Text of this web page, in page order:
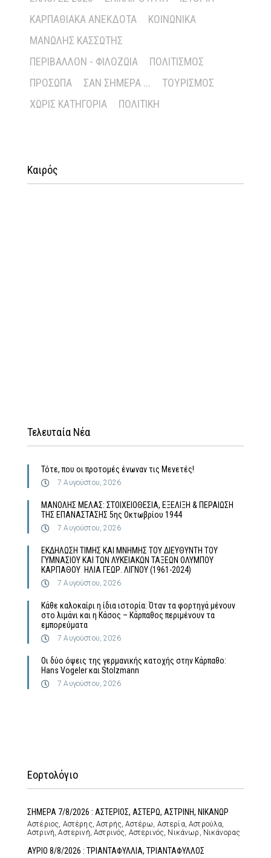
ΚΑΡΠΑΘΙΑΚΆ ΑΝΈΚΔΟΤΑ
ΚΟΙΝΩΝΙΚΆ
ΜΑΝΏΛΗΣ ΚΑΣΣΏΤΗΣ
ΠΕΡΙΒΆΛΛΟΝ - ΦΙΛΟΖΩΊΑ
ΠΟΛΙΤΙΣΜΌΣ
ΠΡΌΣΩΠΑ
ΣΑΝ ΣΉΜΕΡΑ ...
ΤΟΥΡΙΣΜΌΣ
ΧΩΡΊΣ ΚΑΤΗΓΟΡΊΑ
ΠΟΛΙΤΙΚΉ
Καιρός
Τελευταία Νέα
Τότε, που οι προτομές ένωναν τις Μενετές!
7 Αυγούστου, 2026
MΑΝΟΛΗΣ ΜΕΛΑΣ: ΣΤΟΙΧΕΙΟΘΕΣΙΑ, ΕΞΕΛΙΞΗ & ΠΕΡΑΙΩΣΗ
ΤΗΣ ΕΠΑΝΑΣΤΑΣΗΣ 5ης Οκτωβρίου 1944
7 Αυγούστου, 2026
ΕΚΔΗΛΩΣΗ ΤΙΜΗΣ ΚΑΙ ΜΝΗΜΗΣ ΤΟΥ ΔΙΕΥΘΥΝΤΗ ΤΟΥ
ΓΥΜΝΑΣΙΟΥ ΚΑΙ ΤΩΝ ΛΥΚΕΙΑΚΩΝ ΤΑΞΕΩΝ ΟΛΥΜΠΟΥ
ΚΑΡΠΑΘΟΥ ΗΛΙΑ ΓΕΩΡ. ΛΙΓΝΟΥ (1961-2024)
7 Αυγούστου, 2026
Κάθε καλοκαίρι η ίδια ιστορία: Όταν τα φορτηγά μένουν
στο λιμάνι και η Κάσος – Κάρπαθος περιμένουν τα
εμπορεύματα
7 Αυγούστου, 2026
Οι δύο όψεις της γερμανικής κατοχής στην Κάρπαθο:
Hans Vogeler και Stolzmann
7 Αυγούστου, 2026
Εορτολόγιο
ΣΗΜΕΡΑ 7/8/2026 : ΑΣΤΕΡΙΟΣ, ΑΣΤΕΡΩ, ΑΣΤΡΙΝΗ, ΝΙΚΑΝΩΡ
Αστέριος, Αστέρης, Αστρής, Αστέρω, Αστερία, Αστρούλα,
Αστρινή, Αστερινή, Αστρινός, Αστερινός, Νικάνωρ, Νικάνορας
ΑΥΡΙΟ 8/8/2026 : ΤΡΙΑΝΤΑΦΥΛΛΙΑ, ΤΡΙΑΝΤΑΦΥΛΛΟΣ